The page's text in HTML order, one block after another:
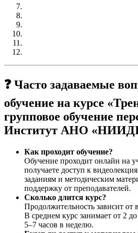
❓ Часто задаваемые
обучение на курсе
групповое обучение
Институт АНО
Как проходит обучение?
Обучение проходит онлайн на
получаете доступ к
заданиям и методическим
поддержку от преподавателей.
Сколько длится курс?
Продолжительность зависит
В среднем курс занимает от 2
5–7 часов в неделю.